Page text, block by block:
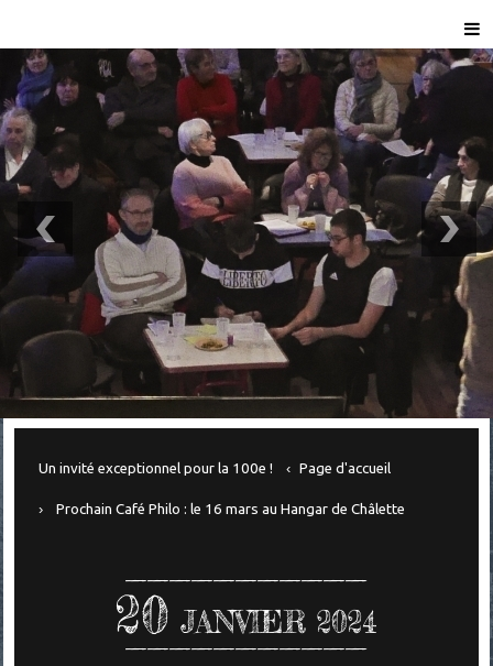
Un invité exceptionnel pour la 100e ! Page d'accueil
Prochain Café Philo : le 16 mars au Hangar de Châlette
20 JANVIER 2024